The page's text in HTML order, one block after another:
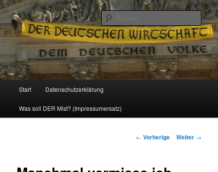
Reizzentrum
Politik, Wirtschaft, Soziales und Gesellschaft
Zum
Inhalt
Start Datenschutzerklärung
Was soll DER Mist? (Impressumersatz)
Beitrags-
← Vorherige Weiter →